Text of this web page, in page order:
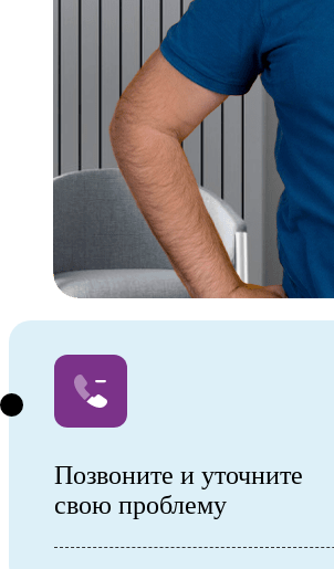
Позвоните и уточните
свою проблему